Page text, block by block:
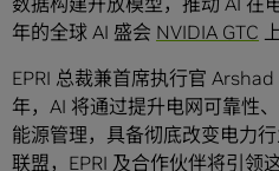
年的全球 AI 盛会 NVIDIA GTC
EPRI 总裁兼首席执行官
年，AI 将通过提升电网可靠性
能源管理，具备彻底改变电力
联盟，EPRI 及合作伙伴将引领